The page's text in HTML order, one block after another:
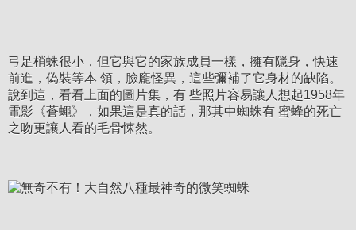
弓足梢蛛很小，但它與它的家族成員一樣，擁有隱身，快速
前進，偽裝等本 領，臉龐怪異，這些彌補了它身材的缺陷。
說到這，看看上面的圖片集，有 些照片容易讓人想起1958年
電影《蒼蠅》，如果這是真的話，那其中蜘蛛有 蜜蜂的死亡
之吻更讓人看的毛骨悚然。